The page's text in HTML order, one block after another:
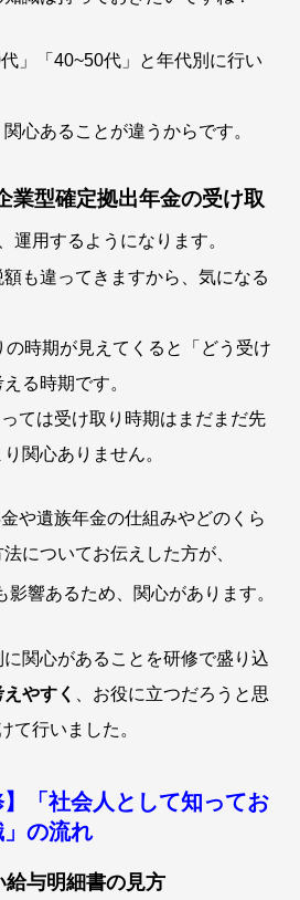
」「40~50代」と年代別に行い
心あることが違うからです。
業型確定拠出年金の受け取
運用するようになります。
も違ってきますから、気になる
時期が見えてくると「どう受け
る時期です。
ては受け取り時期はまだまだ先
関心ありません。
や遺族年金の仕組みやどのくら
についてお伝えした方が、
影響あるため、関心があります。
関心があることを研修で盛り込
やすく
、お役に立つだろうと思
て行いました。
】「社会人として知ってお
の流れ
給与明細書の見方